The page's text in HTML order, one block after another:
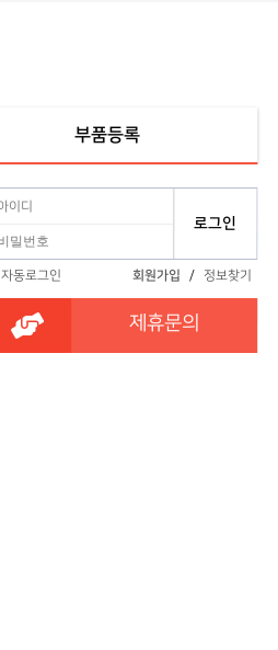
부품등록
자동로그인 회원가입 / 정보찾기
제휴문의